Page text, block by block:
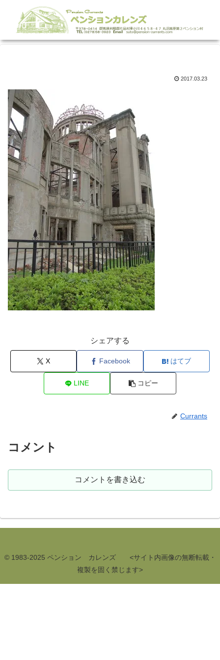
2017.03.23
シェアする
X Facebook はてブ
LINE コピー
Currants
コメント
コメントを書き込む
© 1983-2025 ペンション カレンズ <サイト内画像の無断転載・
複製を固く禁じます>